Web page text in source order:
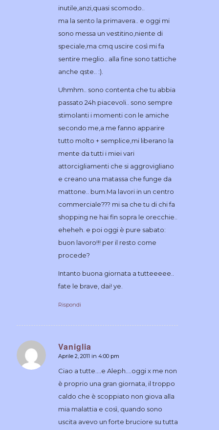
inutile,anzi,quasi scomodo..
ma la sento la primavera.. e oggi mi
sono messa un vestitino,niente di
speciale,ma cmq uscire così mi fa
sentire meglio.. alla fine sono tattiche
anche qste.. :).
Uhmhm.. sono contenta che tu abbia
passato 24h piacevoli.. sono sempre
stimolanti i momenti con le amiche
secondo me,a me fanno apparire
tutto molto + semplice,mi liberano la
mente da tutti i miei vari
attorcigliamenti che si aggrovigliano
e creano una matassa che funge da
mattone.. bum.Ma lavori in un centro
commerciale??? mi sa che tu di chi fa
shopping ne hai fin sopra le orecchie..
eheheh. e poi oggi è pure sabato:
buon lavoro!!! per il resto come
procede?
Intanto buona giornata a tutteeeee..
fate le brave, dai! ye.
Rispondi
Vaniglia
dice:
Aprile 2, 2011 in 4:00 pm
Ciao a tutte….e Aleph….oggi x me non
è proprio una gran giornata, il troppo
caldo che è scoppiato non giova alla
mia malattia e così, quando sono
uscita avevo un forte bruciore su tutta